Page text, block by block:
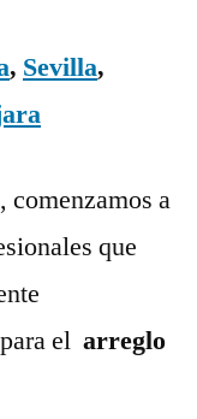
, Sevilla,
a
que
el arreglo